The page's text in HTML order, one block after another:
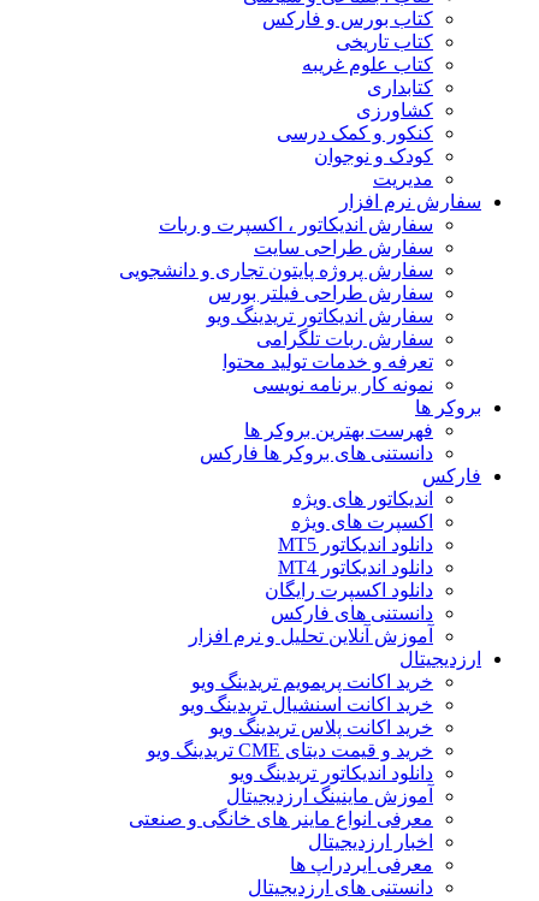
کتاب بورس و فارکس
کتاب تاریخی
کتاب علوم غریبه
کتابداری
کشاورزی
کنکور و کمک‌ درسی
کودک و نوجوان
مدیریت
سفارش نرم افزار
سفارش اندیکاتور ، اکسپرت و ربات
سفارش طراحی سایت
سفارش پروژه پایتون تجاری و دانشجویی
سفارش طراحی فیلتر بورس
سفارش اندیکاتور تریدینگ ویو
سفارش ربات تلگرامی
تعرفه و خدمات تولید محتوا
نمونه کار برنامه نویسی
بروکر ها
فهرست بهترین بروکر ها
دانستنی های بروکر ها فارکس
فارکس
اندیکاتور های ویژه
اکسپرت های ویژه
دانلود اندیکاتور MT5
دانلود اندیکاتور MT4
دانلود اکسپرت رایگان
دانستنی های فارکس
آموزش آنلاین تحلیل و نرم افزار
ارزدیجیتال
خرید اکانت پریمویم تریدینگ ویو
خرید اکانت اسنشیال تریدینگ ویو
خرید اکانت پلاس تریدینگ ویو
خرید و قیمت دیتای CME تریدینگ ویو
دانلود اندیکاتور تریدینگ ویو
آموزش ماینینگ ارزدیجیتال
معرفی انواع ماینر های خانگی و صنعتی
اخبار ارزدیجیتال
معرفی ایردراپ ها
دانستنی های ارزدیجیتال